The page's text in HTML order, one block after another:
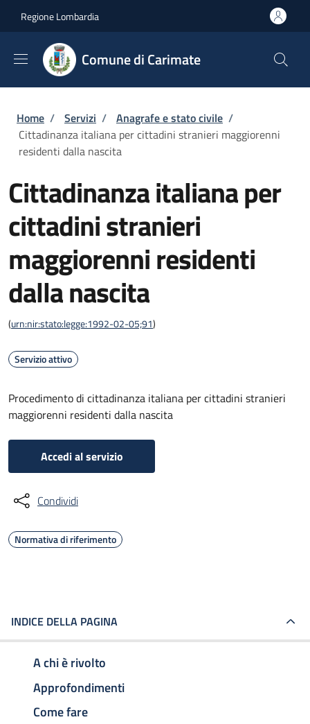
Regione Lombardia
Comune di Carimate
Briciole di pane
Home / Servizi / Anagrafe e stato civile /
Cittadinanza italiana per cittadini stranieri maggiorenni
residenti dalla nascita
Cittadinanza italiana per
cittadini stranieri
maggiorenni residenti
dalla nascita
(urn:nir:stato:legge:1992-02-05;91)
Servizio attivo
Procedimento di cittadinanza italiana per cittadini stranieri
maggiorenni residenti dalla nascita
Accedi al servizio
Condividi
Normativa di riferimento
INDICE DELLA PAGINA
A chi è rivolto
Approfondimenti
Come fare